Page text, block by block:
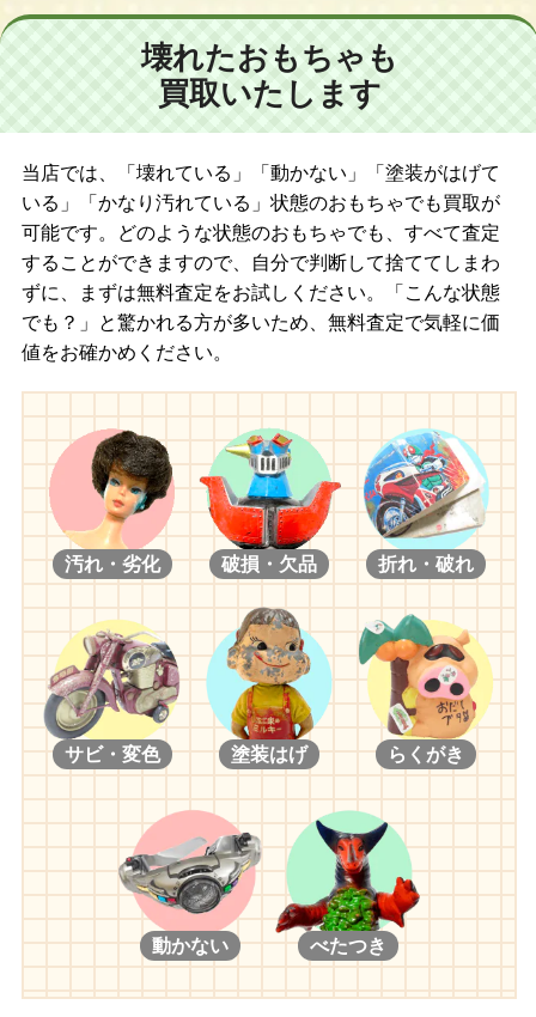
壊れたおもちゃも
買取いたします
当店では、「壊れている」「動かない」「塗装がはげて
いる」「かなり汚れている」状態のおもちゃでも買取が
可能です。どのような状態のおもちゃでも、すべて査定
することができますので、自分で判断して捨ててしまわ
ずに、まずは無料査定をお試しください。「こんな状態
でも？」と驚かれる方が多いため、無料査定で気軽に価
値をお確かめください。
汚れ・劣化 破損・欠品 折れ・破れ
サビ・変色 塗装はげ らくがき
動かない べたつき